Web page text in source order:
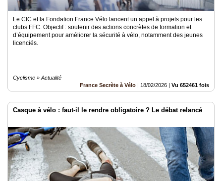
Le CIC et la Fondation France Vélo lancent un appel à projets pour les
clubs FFC. Objectif : soutenir des actions concrètes de formation et
d’équipement pour améliorer la sécurité à vélo, notamment des jeunes
licenciés.
Cyclisme » Actualité
France Secrète à Vélo | 18/02/2026 | Vu 652461 fois
Casque à vélo : faut-il le rendre obligatoire ? Le débat relancé